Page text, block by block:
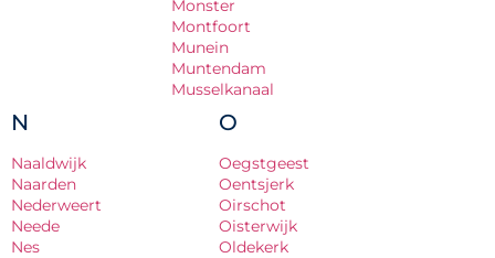
Monster
Montfoort
Munein
Muntendam
Musselkanaal
N
Naaldwijk
Naarden
Nederweert
Neede
Nes
O
Oegstgeest
Oentsjerk
Oirschot
Oisterwijk
Oldekerk